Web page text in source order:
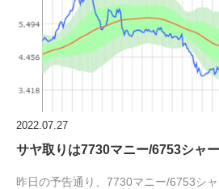
2022.07.27
サヤ取りは7730マニー/6753シャ
昨日の予告通り、7730マニー/6753シ